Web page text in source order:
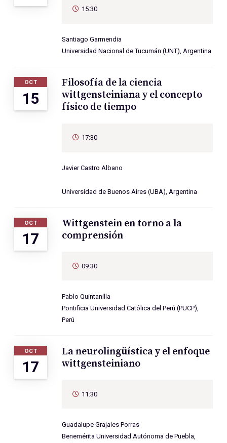
15:30
Santiago Garmendia
Universidad Nacional de Tucumán (UNT), Argentina
OCT
15
Filosofía de la ciencia
wittgensteiniana y el concepto
físico de tiempo
17:30
Javier Castro Albano
Universidad de Buenos Aires (UBA), Argentina
OCT
17
Wittgenstein en torno a la
comprensión
09:30
Pablo Quintanilla
Pontificia Universidad Católica del Perú (PUCP),
Perú
OCT
17
La neurolingüística y el enfoque
wittgensteiniano
11:30
Guadalupe Grajales Porras
Benemérita Universidad Autónoma de Puebla,